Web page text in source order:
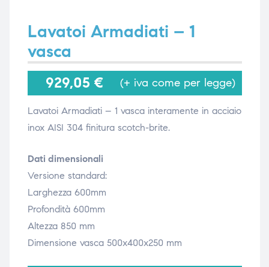
Lavatoi Armadiati – 1
vasca
929,05 € (+ iva come per legge)
Lavatoi Armadiati – 1 vasca interamente in acciaio
inox AISI 304 finitura scotch-brite.
Dati dimensionali
Versione standard:
Larghezza 600mm
Profondità 600mm
Altezza 850 mm
Dimensione vasca 500x400x250 mm